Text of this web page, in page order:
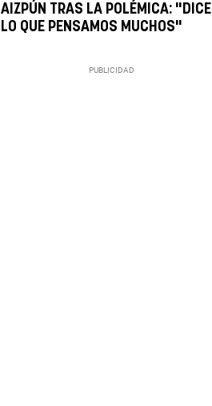
AIZPÚN TRAS LA POLÉMICA: "DICE
LO QUE PENSAMOS MUCHOS"